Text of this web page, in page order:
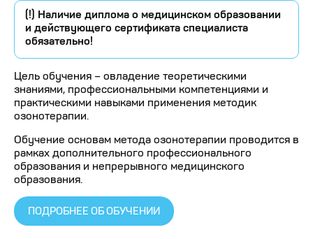
(!) Наличие диплома о медицинском образовании
и действующего сертификата специалиста
обязательно!
Цель обучения – овладение теоретическими
знаниями, профессиональными компетенциями и
практическими навыками применения методик
озонотерапии.
Обучение основам метода озонотерапии проводится в
рамках дополнительного профессионального
образования и непрерывного медицинского
образования.
ПОДРОБНЕЕ ОБ ОБУЧЕНИИ